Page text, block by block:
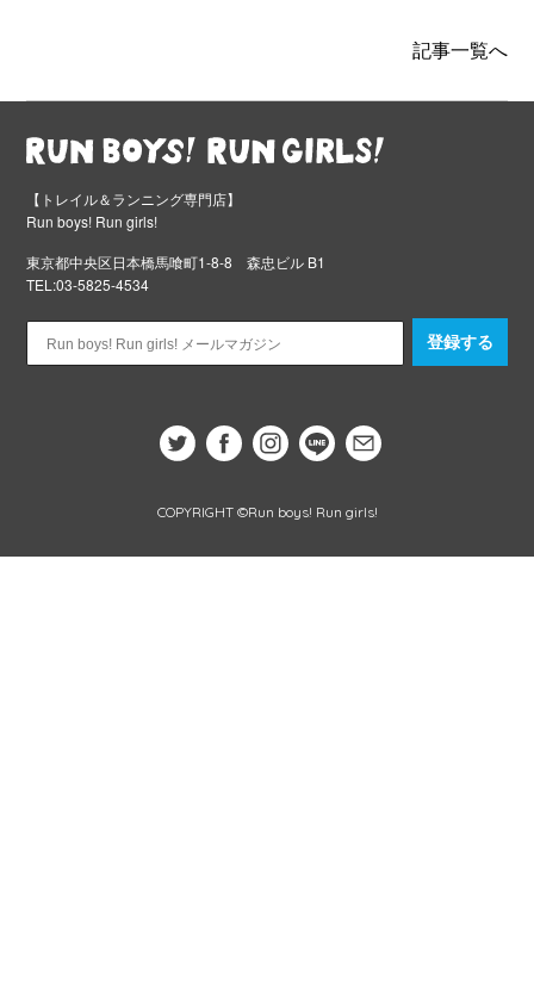
記事一覧へ
【トレイル＆ランニング専門店】
Run boys! Run girls!
東京都中央区日本橋馬喰町1-8-8 森忠ビル B1
TEL:03-5825-4534
登録する
COPYRIGHT ©Run boys! Run girls!